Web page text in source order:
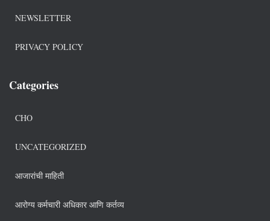
NEWSLETTER
PRIVACY POLICY
Categories
CHO
UNCATEGORIZED
आजारांची माहिती
आरोग्य कर्मचारी अधिकार आणि कर्तव्य